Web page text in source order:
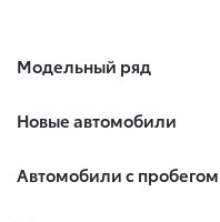
Модельный ряд
Новые автомобили
Автомобили с пробегом